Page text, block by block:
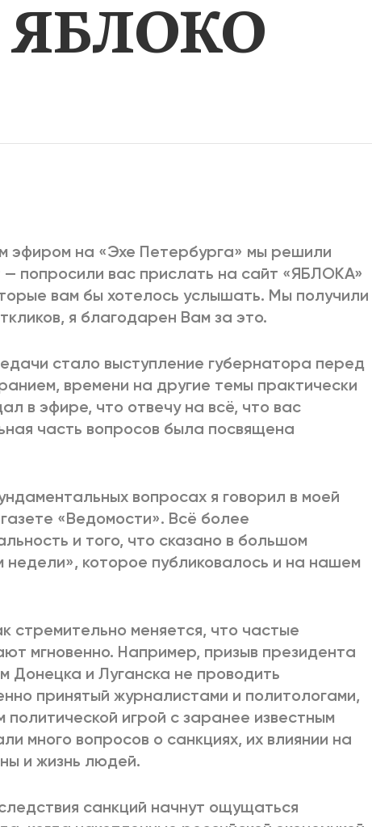
ПОДРОБНЕЕ
2022
РОССИЯ-2022: ПРИЧИНЫ
ЯБЛОКО
эфиром на «Эхе Петербурга» мы решили
— попросили вас прислать на сайт «ЯБЛОКА»
вам бы хотелось услышать. Мы получили
я благодарен Вам за это.
стало выступление губернатора перед
времени на другие темы практически
в эфире, что отвечу на всё, что вас
часть вопросов была посвящена
вопросах я говорил в моей
«Ведомости». Всё более
и того, что сказано в большом
недели», которое публиковалось и на нашем
стремительно меняется, что частые
мгновенно. Например, призыв президента
Донецка и Луганска не проводить
принятый журналистами и политологами,
политической игрой с заранее известным
много вопросов о санкциях, их влиянии на
и жизнь людей.
санкций начнут ощущаться